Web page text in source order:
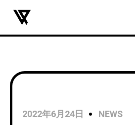
2022年6月24日
NEWS